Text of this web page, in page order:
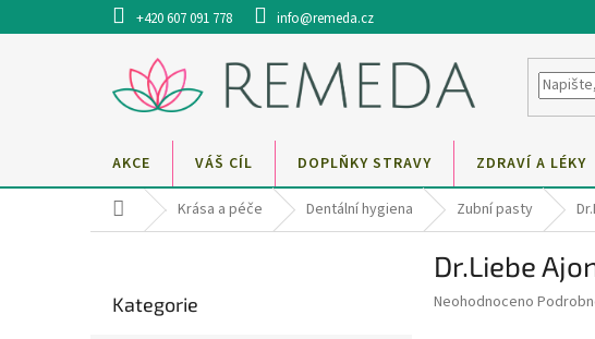
na
+420 607 091 778 info@remeda.cz
AKCE VÁŠ CÍL DOPLŇKY STRAVY ZDRAVÍ A LÉKY
Domů Krása a péče Dentální hygiena Zubní pasty
kategorie
Kategorie
Dr.Liebe
Průměrné
Neohodnoceno